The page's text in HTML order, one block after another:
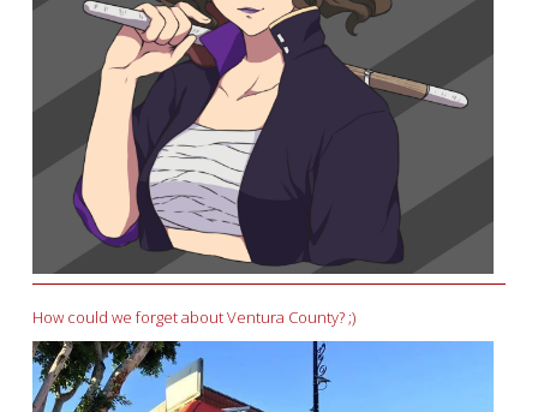
How could we forget about Ventura County? ;)